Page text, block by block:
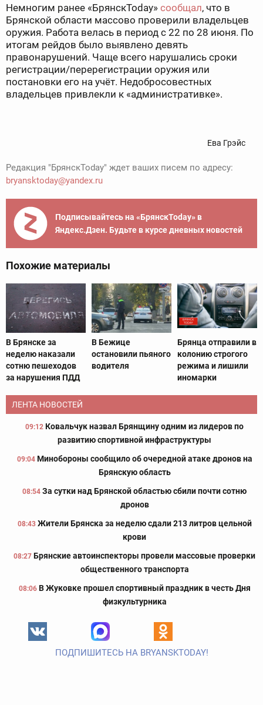
Немногим ранее «БрянскToday» сообщал, что в
Брянской области массово проверили владельцев
оружия. Работа велась в период с 22 по 28 июня. По
итогам рейдов было выявлено девять
правонарушений. Чаще всего нарушались сроки
регистрации/перерегистрации оружия или
постановки его на учёт. Недобросовестных
владельцев привлекли к «административке».
Ева Грэйс
Редакция "БрянскToday" ждет ваших писем по адресу:
bryansktoday@yandex.ru
Подписывайтесь на «БрянскToday» в
Яндекс.Дзен. Будьте в курсе дневных новостей
Похожие материалы
В Брянске за
неделю наказали
сотню пешеходов
за нарушения ПДД
В Бежице
остановили пьяного
водителя
Брянца отправили в
колонию строгого
режима и лишили
иномарки
ЛЕНТА НОВОСТЕЙ
09:12 Ковальчук назвал Брянщину одним из лидеров по
развитию спортивной инфраструктуры
09:04 Минобороны сообщило об очередной атаке дронов на
Брянскую область
08:54 За сутки над Брянской областью сбили почти сотню
дронов
08:43 Жители Брянска за неделю сдали 213 литров цельной
крови
08:27 Брянские автоинспекторы провели массовые проверки
общественного транспорта
08:06 В Жуковке прошел спортивный праздник в честь Дня
физкультурника
ПОДПИШИТЕСЬ НА BRYANSKTODAY!